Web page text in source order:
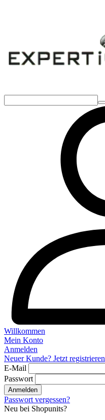
Willkommen
Mein Konto
Anmelden
Neuer Kunde? Jetzt registrieren
E-Mail
Passwort
Anmelden
Passwort vergessen?
Neu bei Shopunits?